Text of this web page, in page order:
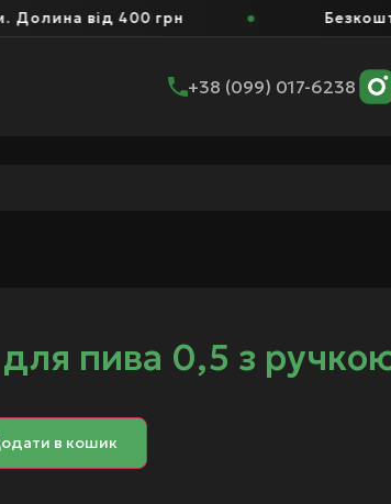
від 400 грн
+38 (099) 017-6238
пива 0,5 з
в кошик